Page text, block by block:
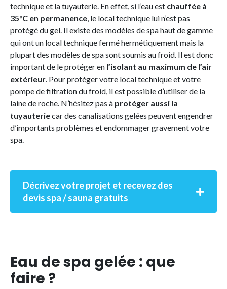
technique et la tuyauterie. En effet, si l’eau est chauffée à
35°C en permanence, le local technique lui n’est pas
protégé du gel. Il existe des modèles de spa haut de gamme
qui ont un local technique fermé hermétiquement mais la
plupart des modèles de spa sont soumis au froid. Il est donc
important de le protéger en l’isolant au maximum de l’air
extérieur. Pour protéger votre local technique et votre
pompe de filtration du froid, il est possible d’utiliser de la
laine de roche. N’hésitez pas à protéger aussi la
tuyauteriecar des canalisations gelées peuvent engendrer
d’importants problèmes et endommager gravement votre
spa.
Décrivez votre projet et recevez des
devis spa / sauna gratuits
Eau de spa gelée : que
faire ?